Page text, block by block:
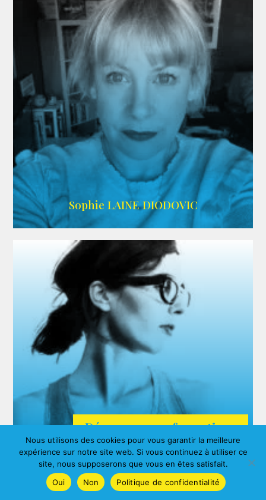
WIKIPEDIA
Sophie LAINE DIODOVIC
ARDA
Agnes ALBERNY
Découvrez nos formations
Nous utilisons des cookies pour vous garantir la meilleure
expérience sur notre site web. Si vous continuez à utiliser ce
site, nous supposerons que vous en êtes satisfait.
Oui
Non Politique de confidentialité